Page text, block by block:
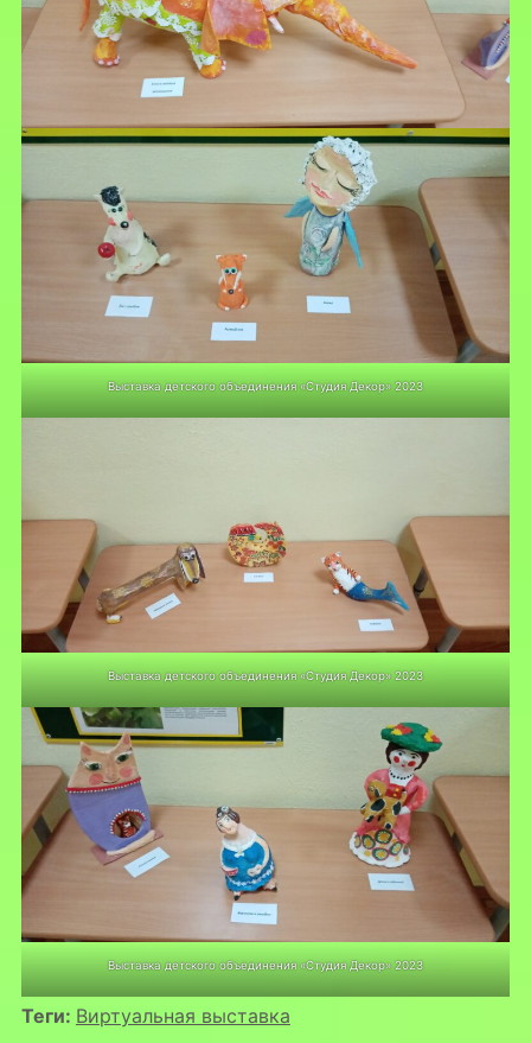
Выставка детского объединения «Студия Декор» 2023
Выставка детского объединения «Студия Декор» 2023
Выставка детского объединения «Студия Декор» 2023
Теги: Виртуальная выставка